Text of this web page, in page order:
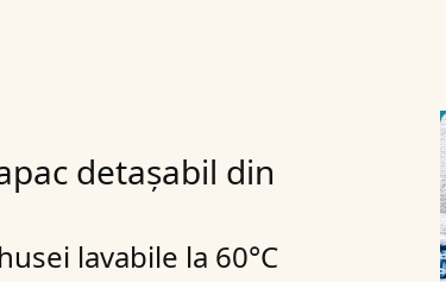
detașabil din
lavabile la 60°C